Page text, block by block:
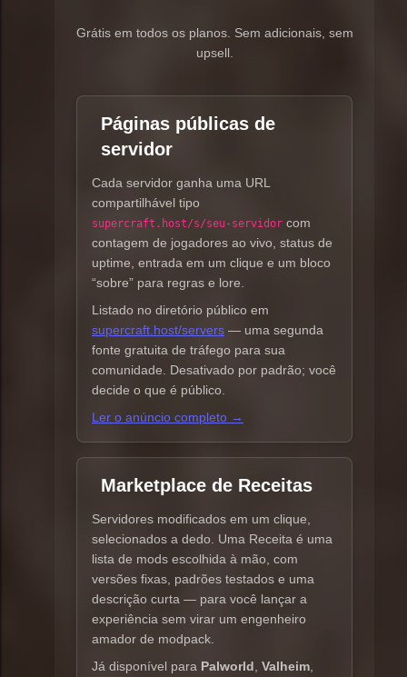
Grátis em todos os planos. Sem adicionais, sem
upsell.
Páginas públicas de
servidor
Cada servidor ganha uma URL
compartilhável tipo
supercraft.host/s/seu-servidor com
contagem de jogadores ao vivo, status de
uptime, entrada em um clique e um bloco
“sobre” para regras e lore.
Listado no diretório público em
supercraft.host/servers — uma segunda
fonte gratuita de tráfego para sua
comunidade. Desativado por padrão; você
decide o que é público.
Ler o anúncio completo →
Marketplace de Receitas
Servidores modificados em um clique,
selecionados a dedo. Uma Receita é uma
lista de mods escolhida à mão, com
versões fixas, padrões testados e uma
descrição curta — para você lançar a
experiência sem virar um engenheiro
amador de modpack.
Já disponível para Palworld Valheim